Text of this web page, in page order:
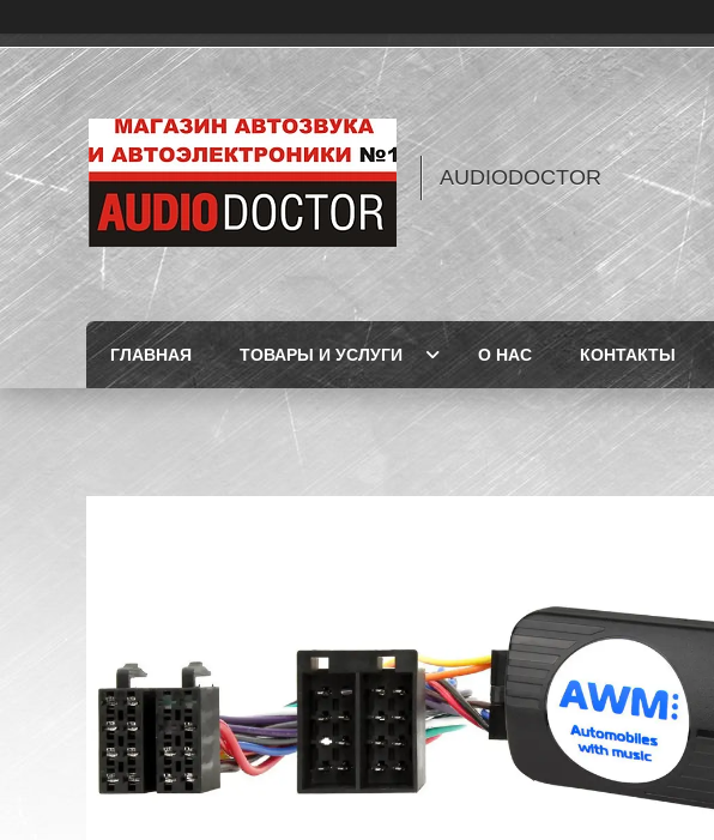
AUDIODOCTOR
ГЛАВНАЯ ТОВАРЫ И УСЛУГИ О НАС КОНТАКТЫ